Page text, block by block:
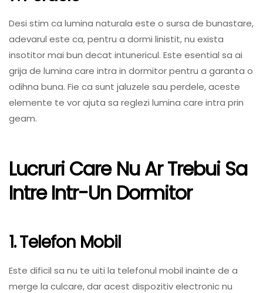
Desi stim ca lumina naturala este o sursa de bunastare,
adevarul este ca, pentru a dormi linistit, nu exista
insotitor mai bun decat intunericul. Este esential sa ai
grija de lumina care intra in dormitor pentru a garanta o
odihna buna. Fie ca sunt jaluzele sau perdele, aceste
elemente te vor ajuta sa reglezi lumina care intra prin
geam.
Lucruri Care Nu Ar Trebui Sa
Intre Intr-Un Dormitor
1. Telefon Mobil
Este dificil sa nu te uiti la telefonul mobil inainte de a
merge la culcare, dar acest dispozitiv electronic nu